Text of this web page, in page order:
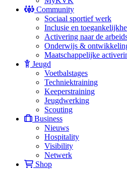
Community
Sociaal sportief werk
Inclusie en
Activering naar de
Onderwijs &
Maatschappelijke
Jeugd
Voetbalstages
Techniektraining
Keeperstraining
Jeugdwerking
Scouting
Business
Nieuws
Hospitality
Visibility
Netwerk
Shop